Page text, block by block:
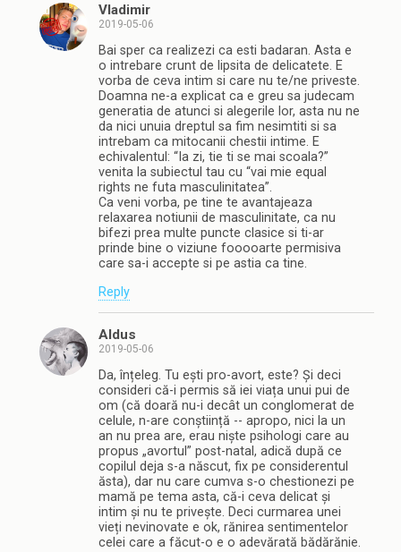
Vladimir
2019-05-06
Bai sper ca realizezi ca esti badaran. Asta e
o intrebare crunt de lipsita de delicatete. E
vorba de ceva intim si care nu te/ne priveste.
Doamna ne-a explicat ca e greu sa judecam
generatia de atunci si alegerile lor, asta nu ne
da nici unuia dreptul sa fim nesimtiti si sa
intrebam ca mitocanii chestii intime. E
echivalentul: “Ia zi, tie ti se mai scoala?”
venita la subiectul tau cu “vai mie equal
rights ne futa masculinitatea”.
Ca veni vorba, pe tine te avantajeaza
relaxarea notiunii de masculinitate, ca nu
bifezi prea multe puncte clasice si ti-ar
prinde bine o viziune fooooarte permisiva
care sa-i accepte si pe astia ca tine.
Reply
Aldus
2019-05-06
Da, înțeleg. Tu ești pro-avort, este? Și deci
consideri că-i permis să iei viața unui pui de
om (că doară nu-i decât un conglomerat de
celule, n-are conștiință -- apropo, nici la un
an nu prea are, erau niște psihologi care au
propus „avortul” post-natal, adică după ce
copilul deja s-a născut, fix pe considerentul
ăsta), dar nu care cumva s-o chestionezi pe
mamă pe tema asta, că-i ceva delicat și
intim și nu te privește. Deci curmarea unei
vieți nevinovate e ok, rănirea sentimentelor
celei care a făcut-o e o adevărată bădărănie.